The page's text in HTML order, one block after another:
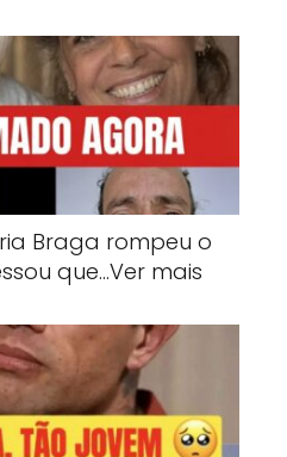
Braga rompeu o
que…Ver mais